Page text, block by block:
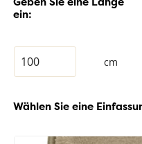
ein:
cm
Wählen Sie eine